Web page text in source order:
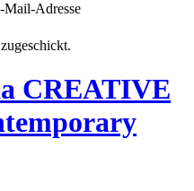
Mail-Adresse
CREATIVE